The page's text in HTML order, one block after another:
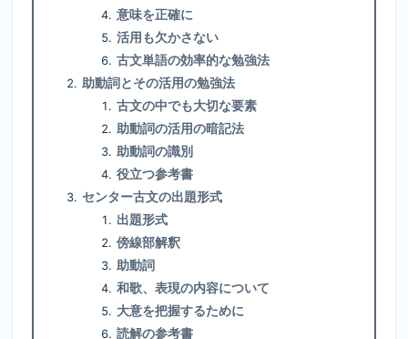
意味を正確に
活用も欠かさない
古文単語の効率的な勉強法
助動詞とその活用の勉強法
古文の中でも大切な要素
助動詞の活用の暗記法
助動詞の識別
役立つ参考書
センター古文の出題形式
出題形式
傍線部解釈
助動詞
和歌、表現の内容について
大意を把握するために
読解の参考書